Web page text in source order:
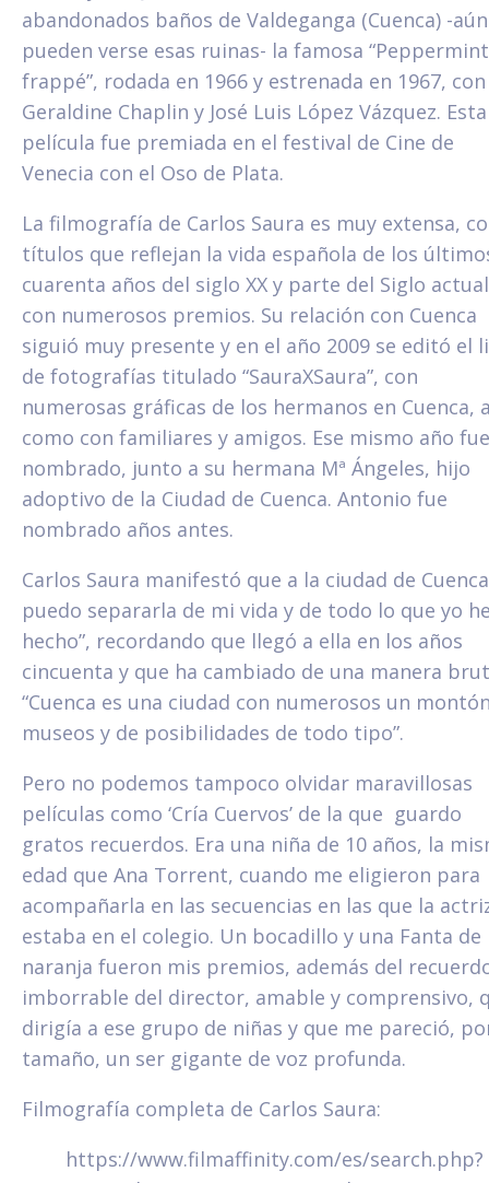
abandonados baños de Valdeganga (Cuenca) -aún
pueden verse esas ruinas- la famosa “Peppermint
frappé”, rodada en 1966 y estrenada en 1967, con
Geraldine Chaplin y José Luis López Vázquez. Esta
película fue premiada en el festival de Cine de
Venecia con el Oso de Plata.
La filmografía de Carlos Saura es muy extensa,
títulos que reflejan la vida española de los
cuarenta años del siglo XX y parte del Siglo
con numerosos premios. Su relación con Cuenca
siguió muy presente y en el año 2009 se editó el
de fotografías titulado “SauraXSaura”, con
numerosas gráficas de los hermanos en Cuenca,
como con familiares y amigos. Ese mismo año fue
nombrado, junto a su hermana Mª Ángeles, hijo
adoptivo de la Ciudad de Cuenca. Antonio fue
nombrado años antes.
Carlos Saura manifestó que a la ciudad de
puedo separarla de mi vida y de todo lo que yo
hecho”, recordando que llegó a ella en los años
cincuenta y que ha cambiado de una manera
“Cuenca es una ciudad con numerosos un
museos y de posibilidades de todo tipo”.
Pero no podemos tampoco olvidar maravillosas
películas como ‘Cría Cuervos’ de la que guardo
gratos recuerdos. Era una niña de 10 años, la
edad que Ana Torrent, cuando me eligieron para
acompañarla en las secuencias en las que la
estaba en el colegio. Un bocadillo y una Fanta de
naranja fueron mis premios, además del
imborrable del director, amable y comprensivo,
dirigía a ese grupo de niñas y que me pareció,
tamaño, un ser gigante de voz profunda.
Filmografía completa de Carlos Saura:
https://www.filmaffinity.com/es/search.php?